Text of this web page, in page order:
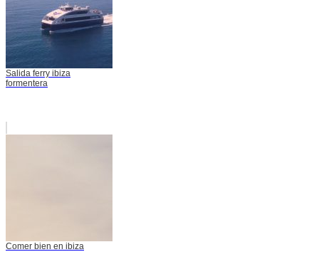
Salida ferry ibiza
formentera
Comer bien en ibiza